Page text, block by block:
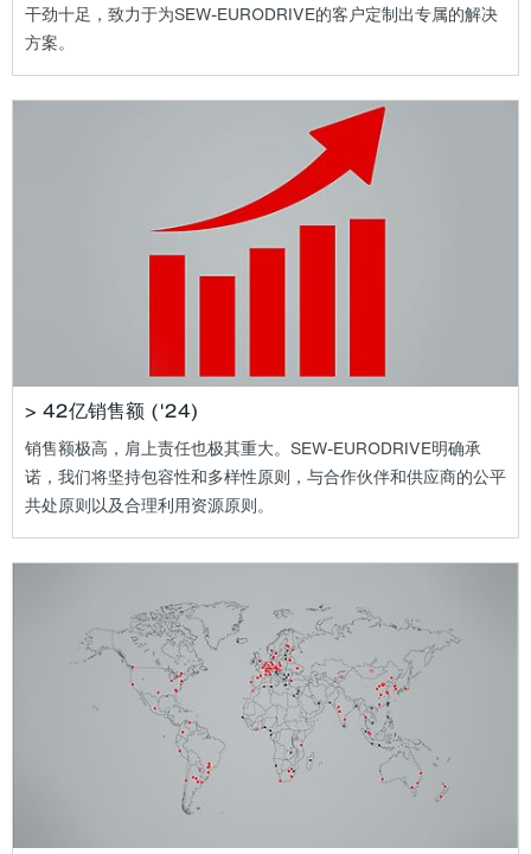
干劲十足，致力于为SEW-EURODRIVE的客户定制出专属的解决
方案。
> 42亿销售额 ('24)
销售额极高，肩上责任也极其重大。SEW-EURODRIVE明确承
诺，我们将坚持包容性和多样性原则，与合作伙伴和供应商的公平
共处原则以及合理利用资源原则。